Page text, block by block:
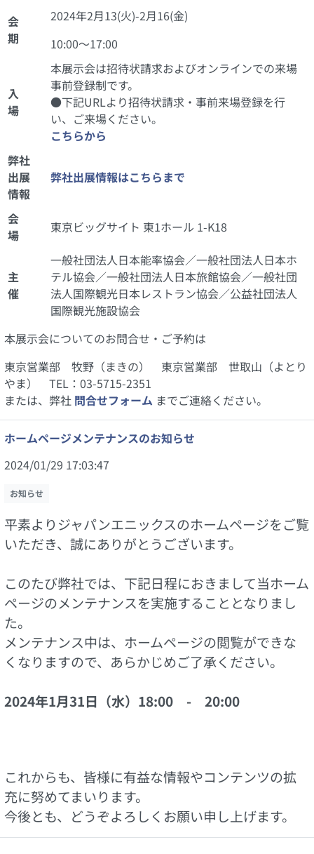
会
期
2024年2月13(火)-2月16(金)
10:00～17:00
入
場
本展示会は招待状請求およびオンラインでの来場
事前登録制です。
●下記URLより招待状請求・事前来場登録を行
い、ご来場ください。
こちらから
弊社
出展
情報
弊社出展情報はこちらまで
会
場
東京ビッグサイト 東1ホール 1-K18
主
催
一般社団法人日本能率協会／一般社団法人日本ホ
テル協会／一般社団法人日本旅館協会／一般社団
法人国際観光日本レストラン協会／公益社団法人
国際観光施設協会
本展示会についてのお問合せ・ご予約は
東京営業部 牧野（まきの） 東京営業部 世取山（よとり
やま） TEL：03-5715-2351
または、弊社 問合せフォーム までご連絡ください。
ホームページメンテナンスのお知らせ
2024/01/29 17:03:47
お知らせ
平素よりジャパンエニックスのホームページをご覧
いただき、誠にありがとうございます。
このたび弊社では、下記日程におきまして当ホーム
ページのメンテナンスを実施することとなりまし
た。
メンテナンス中は、ホームページの閲覧ができな
くなりますので、あらかじめご了承ください。
2024年1月31日（水）18:00 - 20:00
これからも、皆様に有益な情報やコンテンツの拡
充に努めてまいります。
今後とも、どうぞよろしくお願い申し上げます。